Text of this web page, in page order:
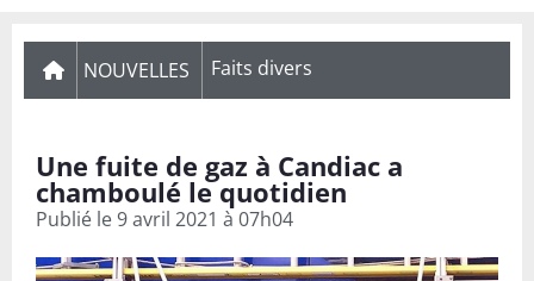
NOUVELLES Faits divers
Une fuite de gaz à Candiac a
chamboulé le quotidien
Publié le9 avril 2021 à 07h04